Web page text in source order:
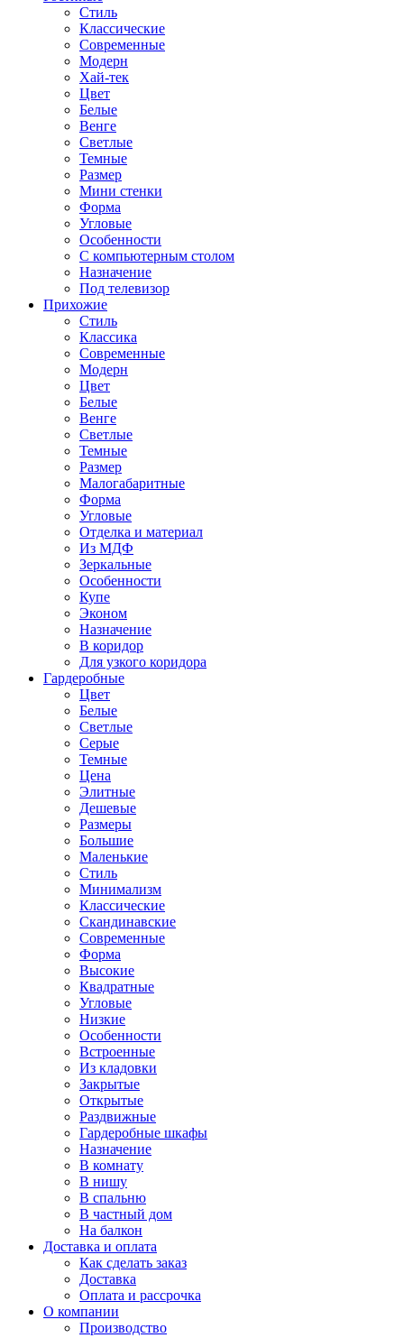
Стиль
Классические
Современные
Модерн
Хай-тек
Цвет
Белые
Венге
Светлые
Темные
Размер
Мини стенки
Форма
Угловые
Особенности
С компьютерным столом
Назначение
Под телевизор
Прихожие
Стиль
Классика
Современные
Модерн
Цвет
Белые
Венге
Светлые
Темные
Размер
Малогабаритные
Форма
Угловые
Отделка и материал
Из МДФ
Зеркальные
Особенности
Купе
Эконом
Назначение
В коридор
Для узкого коридора
Гардеробные
Цвет
Белые
Светлые
Серые
Темные
Цена
Элитные
Дешевые
Размеры
Большие
Маленькие
Стиль
Минимализм
Классические
Скандинавские
Современные
Форма
Высокие
Квадратные
Угловые
Низкие
Особенности
Встроенные
Из кладовки
Закрытые
Открытые
Раздвижные
Гардеробные шкафы
Назначение
В комнату
В нишу
В спальню
В частный дом
На балкон
Доставка и оплата
Как сделать заказ
Доставка
Оплата и рассрочка
О компании
Производство